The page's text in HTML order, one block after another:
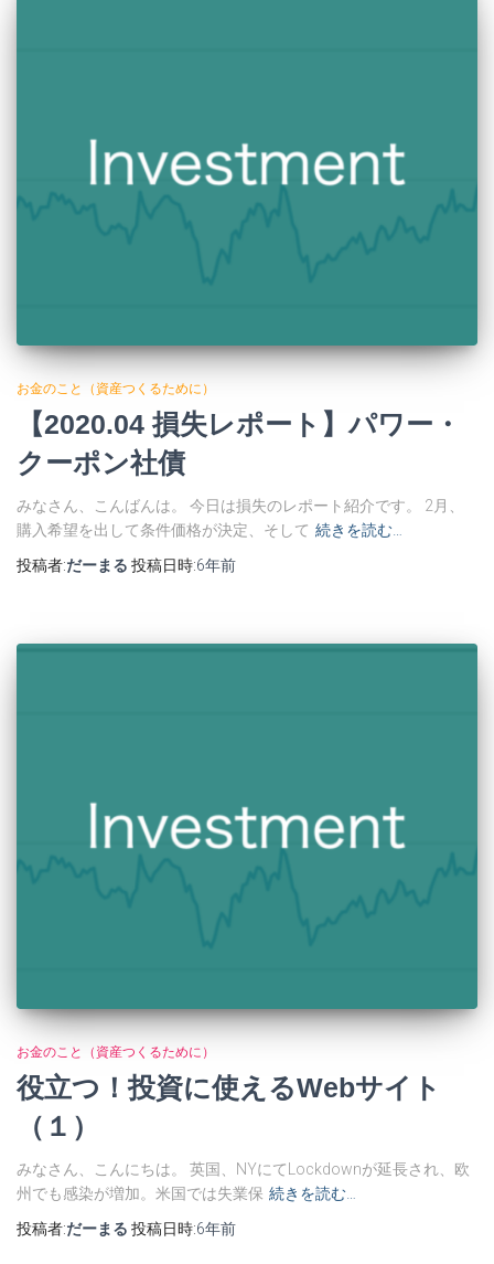
お金のこと（資産つくるために）
【2020.04 損失レポート】パワー・
クーポン社債
みなさん、こんばんは。 今日は損失のレポート紹介です。 2月、
購入希望を出して条件価格が決定、そして 続きを読む…
投稿者:だーまる 投稿日時:6年前
お金のこと（資産つくるために）
役立つ！投資に使えるWebサイト
（１）
みなさん、こんにちは。 英国、NYにてLockdownが延長され、欧
州でも感染が増加。米国では失業保 続きを読む…
投稿者:だーまる 投稿日時:6年前